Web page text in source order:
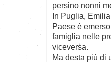
persino nonni
In Puglia,
Paese è
famiglia nelle
viceversa.
Ma desta più di